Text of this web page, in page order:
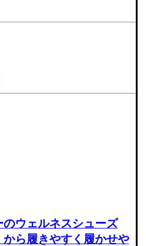
のウェルネスシューズ
から履きやすく履かせや